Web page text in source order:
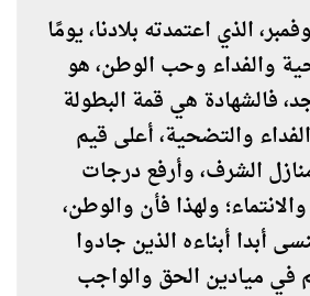
الذي اعتمدته بلادنا، يومًا
والفداء وحب الوطن، هو
فالشهادة هي قمة البطولة
والتضحية، أعلى قيم
الشرف، وأرفع درجات
ولهذا فأن والوطن،
أبدا أبناءه الذين جادوا
في ميادين الحق والواجب